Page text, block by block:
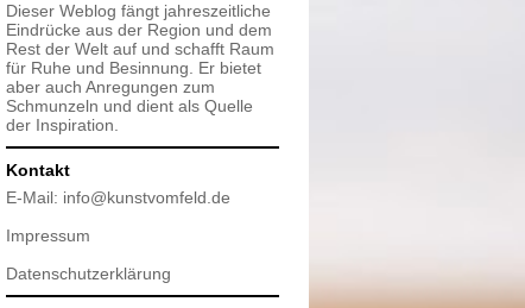
Dieser Weblog fängt jahreszeitliche
Eindrücke aus der Region und dem
Rest der Welt auf und schafft Raum
für Ruhe und Besinnung. Er bietet
aber auch Anregungen zum
Schmunzeln und dient als Quelle
der Inspiration.
Kontakt
E-Mail: info@kunstvomfeld.de
Impressum
Datenschutzerklärung